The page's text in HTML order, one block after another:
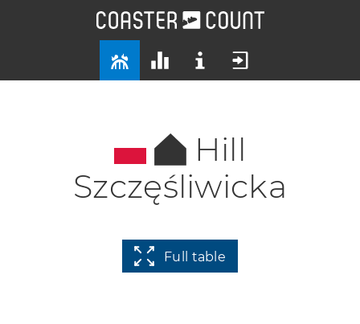
Hill
Szczęśliwicka
Full table